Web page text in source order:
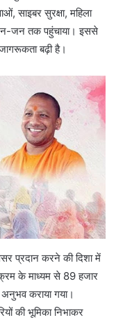
साइबर सुरक्षा, महिला
जन तक पहुंचाया। इससे
बढ़ी है।
करने की दिशा में
के माध्यम से 89 हजार
कराया गया।
की भूमिका निभाकर